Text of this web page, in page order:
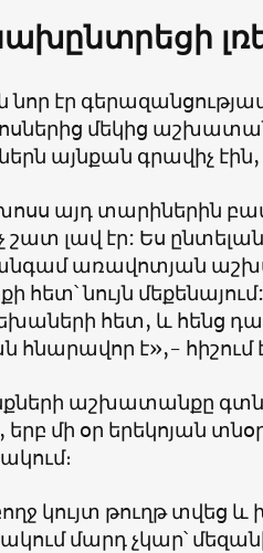
նոր էր
մեկից
այնքան գրավիչ էին,
այդ տարիներին
շատ լավ էր: Ես
առավոտյան
հետ՝ նույն
հետ, և հենց
հնարավոր է»,- հիշում
աշխատանքը
երբ մի օր երեկոյան
կույտ թուղթ տվեց
մարդ չկար՝